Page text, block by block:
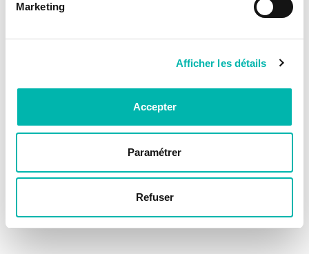
Marketing
Afficher les détails
Accepter
Paramétrer
Refuser